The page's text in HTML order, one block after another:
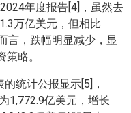
年度报告[4]，虽然去
万亿美元，但相比
言，跌幅明显减少，显
略。
统计公报显示[5]，
1,772.9亿美元，增长